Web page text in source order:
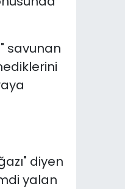
savunan
diyen
yalan